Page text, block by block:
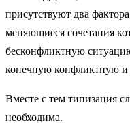
присутствуют два
меняющиеся сочетания
бесконфликтную
конечную конфликтную и
Вместе с тем типизация
необходима.